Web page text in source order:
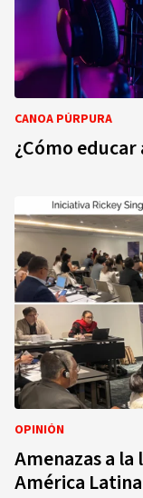
CANOA PÚRPURA
¿Cómo
OPINIÓN
Amenazas a
América